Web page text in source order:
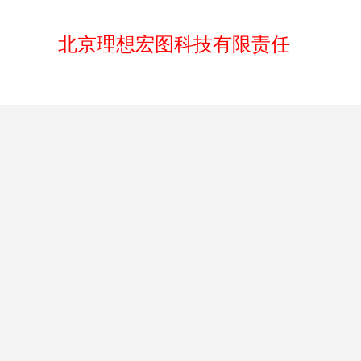
北京理想宏图科技有限责任